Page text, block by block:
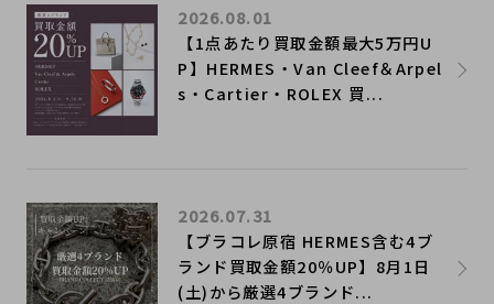
【1点あたり買取金額最大5万円U
P】HERMES・Van Cleef＆Arpel
s・Cartier・ROLEX 買...
2026.08.01
【ブラコレ原宿 HERMES含む4ブ
ランド買取金額20％UP】8月1日
(土)から厳選4ブランド...
2026.07.31